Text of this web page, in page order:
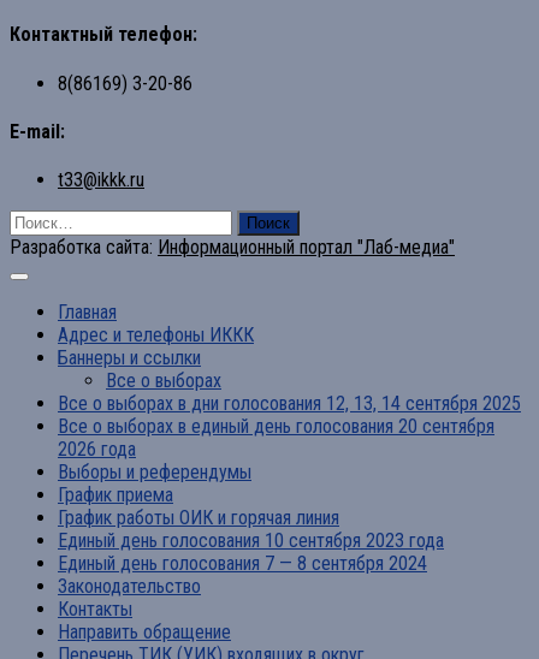
Контактный телефон:
8(86169) 3-20-86
E-mail:
t33@ikkk.ru
Найти:
Разработка сайта: Информационный портал "Лаб-медиа"
Главная
Адрес и телефоны ИККК
Баннеры и ссылки
Все о выборах
Все о выборах в дни голосования 12, 13, 14 сентября 2025
Все о выборах в единый день голосования 20 сентября
2026 года
Выборы и референдумы
График приема
График работы ОИК и горячая линия
Единый день голосования 10 сентября 2023 года
Единый день голосования 7 — 8 сентября 2024
Законодательство
Контакты
Направить обращение